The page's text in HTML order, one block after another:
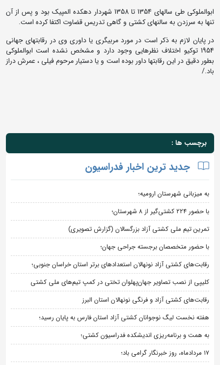
ابوالملوکی طی سالهای 1354 تا 1358 شهردار دهکده المپیک بود و پس از آن
تنها به سرزدن به سالنهای کشتی و گاهی تدریس قضاوت اکتفا کرده است.
در پایان لازم به ذکر است در مورد مربیگری یا داوری وی در رقابتهای جهانی
1954 توکیو اختلاف نظرهایی وجود دارد و مشخص نشده است ابوالملوکی
بطور دقیق در این رقابتها داور بوده است و یا دستیار مرحوم فیلی ، عمرش دراز
باد./
برچسب ها :
جدید ترین اخبار فدراسیون
به میزبانی شهرستان ارومیه؛
با حضور ۲۲۴ کشتی‌گیر از ۸ شهرستان؛
تمرین تیم ملی کشتی آزاد بزرگسالان (گزارش تصویری)
با حضور متخصصان برجسته جراحی جهان؛
رقابت‌های کشتی آزاد نونهالان استعدادهای برتر استان خراسان جنوبی؛
کلیپی از نصب تصاویر جهان‌پهلوان تختی در کمپ تیم‌های ملی کشتی
رقابت‌های کشتی آزاد و فرنگی نونهالان استان البرز
هفته نخست لیگ نوجوانان کشتی آزاد استان فارس به پایان رسید؛
به همت و برنامه‌ریزی اندیشکده فدراسیون کشتی؛
۱۷ مردادماه، روز خبرنگار گرامی باد؛